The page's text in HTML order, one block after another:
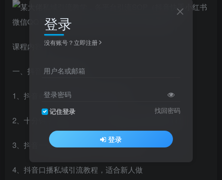
课程内容：
一、抖音私域引流方法
1、抖音截流，适合新手的引流技巧!
2、十分钟学会截流,日进几百精准创业粉保姆级教程
3、抖音一键跳转加微信，是怎么操作的?
4、抖音口播私域引流教程，适合新人做
登录
没有账号？立即注册
用户名或邮箱
登录密码
记住登录 找回密码
登录